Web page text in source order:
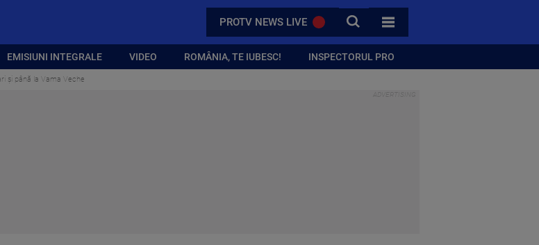
PROTV NEWS LIVE CAUTA
TOATE CATEGORIILE
EMISIUNI INTEGRALE VIDEO ROMÂNIA, TE IUBESC! INSPECTORUL PRO
și până la Vama Veche